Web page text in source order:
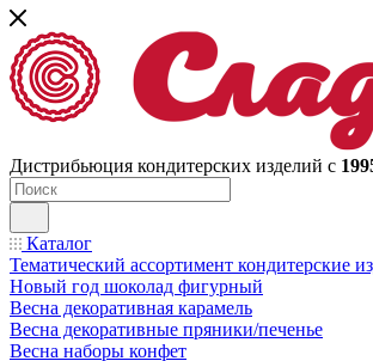
Дистрибьюция кондитерских изделий с
Каталог
Тематический ассортимент кондитерские
Новый год шоколад фигурный
Весна декоративная карамель
Весна декоративные пряники/печенье
Весна наборы конфет